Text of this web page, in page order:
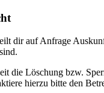
dir auf Anfrage
die Löschung bzw.
hierzu bitte den